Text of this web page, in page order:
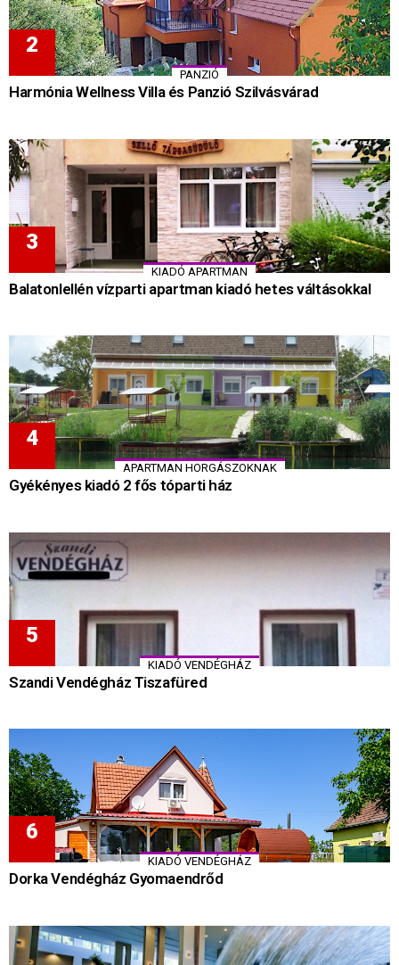
PANZIÓ
Harmónia Wellness Villa és Panzió Szilvásvárad
KIADÓ APARTMAN
Balatonlellén vízparti apartman kiadó hetes váltásokkal
APARTMAN HORGÁSZOKNAK
Gyékényes kiadó 2 fős tóparti ház
KIADÓ VENDÉGHÁZ
Szandi Vendégház Tiszafüred
KIADÓ VENDÉGHÁZ
Dorka Vendégház Gyomaendrőd